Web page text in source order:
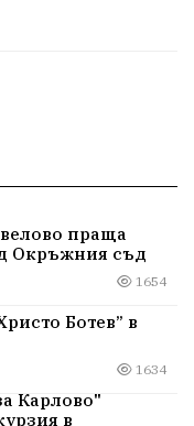
праща
Окръжния съд
1654
Ботев” в
1634
Карлово"
в